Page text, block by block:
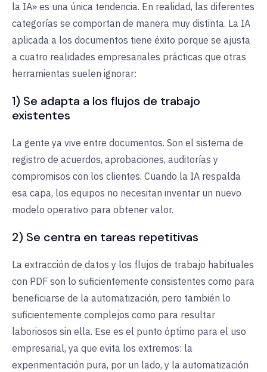
la IA» es una única tendencia. En realidad, las diferentes
categorías se comportan de manera muy distinta. La IA
aplicada a los documentos tiene éxito porque se ajusta
a cuatro realidades empresariales prácticas que otras
herramientas suelen ignorar:
1) Se adapta a los flujos de trabajo
existentes
La gente ya vive entre documentos. Son el sistema de
registro de acuerdos, aprobaciones, auditorías y
compromisos con los clientes. Cuando la IA respalda
esa capa, los equipos no necesitan inventar un nuevo
modelo operativo para obtener valor.
2) Se centra en tareas repetitivas
La extracción de datos y los flujos de trabajo habituales
con PDF son lo suficientemente consistentes como para
beneficiarse de la automatización, pero también lo
suficientemente complejos como para resultar
laboriosos sin ella. Ese es el punto óptimo para el uso
empresarial, ya que evita los extremos: la
experimentación pura, por un lado, y la automatización